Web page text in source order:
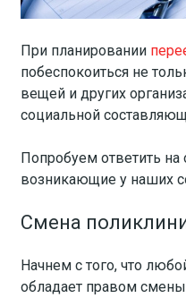
При планировании
побеспокоиться не
вещей и других
социальной
Попробуем ответить
возникающие у наших
Смена
Начнем с того, что
обладает правом